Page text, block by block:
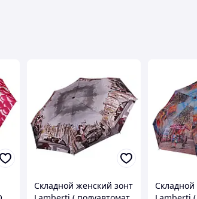
Складной женский зонт